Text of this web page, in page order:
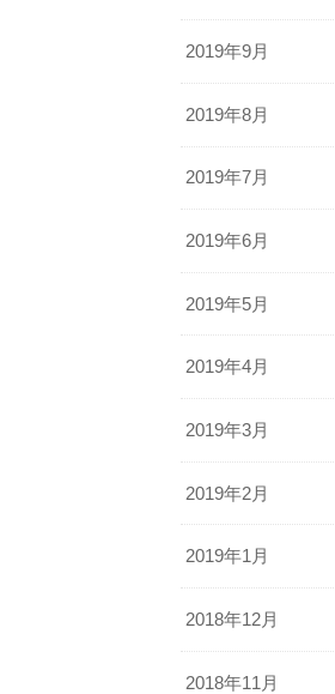
2019年9月
2019年8月
2019年7月
2019年6月
2019年5月
2019年4月
2019年3月
2019年2月
2019年1月
2018年12月
2018年11月